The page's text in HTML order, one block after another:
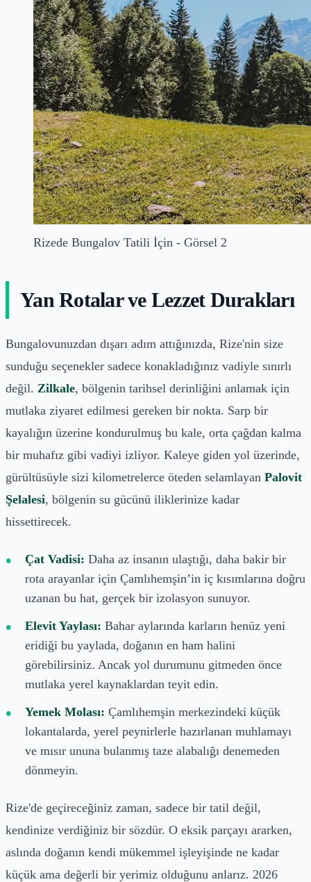
Rizede Bungalov Tatili İçin - Görsel 2
Yan Rotalar ve Lezzet Durakları
Bungalovunuzdan dışarı adım attığınızda, Rize'nin size
sunduğu seçenekler sadece konakladığınız vadiyle sınırlı
değil. Zilkale, bölgenin tarihsel derinliğini anlamak için
mutlaka ziyaret edilmesi gereken bir nokta. Sarp bir
kayalığın üzerine kondurulmuş bu kale, orta çağdan kalma
bir muhafız gibi vadiyi izliyor. Kaleye giden yol üzerinde,
gürültüsüyle sizi kilometrelerce öteden selamlayan Palovit
Şelalesi, bölgenin su gücünü iliklerinize kadar
hissettirecek.
Çat Vadisi: Daha az insanın ulaştığı, daha bakir bir
rota arayanlar için Çamlıhemşin’in iç kısımlarına doğru
uzanan bu hat, gerçek bir izolasyon sunuyor.
Elevit Yaylası: Bahar aylarında karların henüz yeni
eridiği bu yaylada, doğanın en ham halini
görebilirsiniz. Ancak yol durumunu gitmeden önce
mutlaka yerel kaynaklardan teyit edin.
Yemek Molası: Çamlıhemşin merkezindeki küçük
lokantalarda, yerel peynirlerle hazırlanan muhlamayı
ve mısır ununa bulanmış taze alabalığı denemeden
dönmeyin.
Rize'de geçireceğiniz zaman, sadece bir tatil değil,
kendinize verdiğiniz bir sözdür. O eksik parçayı ararken,
aslında doğanın kendi mükemmel işleyişinde ne kadar
küçük ama değerli bir yerimiz olduğunu anlarız. 2026